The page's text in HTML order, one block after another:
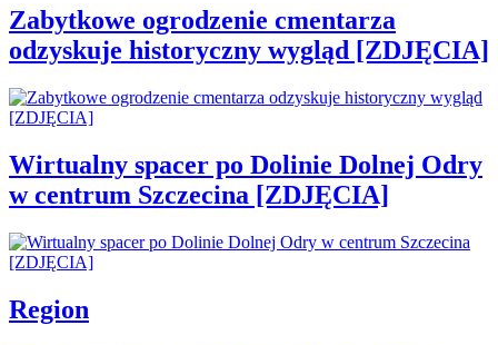
Zabytkowe ogrodzenie cmentarza
odzyskuje historyczny wygląd [ZDJĘCIA]
Wirtualny spacer po Dolinie Dolnej Odry
w centrum Szczecina [ZDJĘCIA]
Region